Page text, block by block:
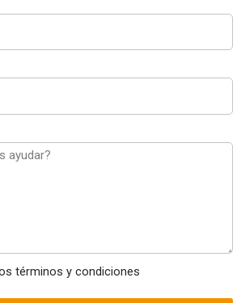
términos y condiciones